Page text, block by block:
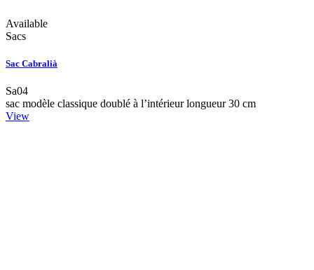
Available
Sacs
Sac Cabralià
Sa04
sac modèle classique doublé à l’intérieur longueur 30 cm
View